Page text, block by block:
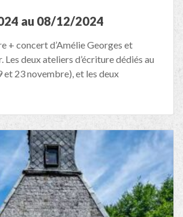
au 08/12/2024
+ concert d’Amélie Georges et
deux ateliers d’écriture dédiés au
et 23 novembre), et les deux